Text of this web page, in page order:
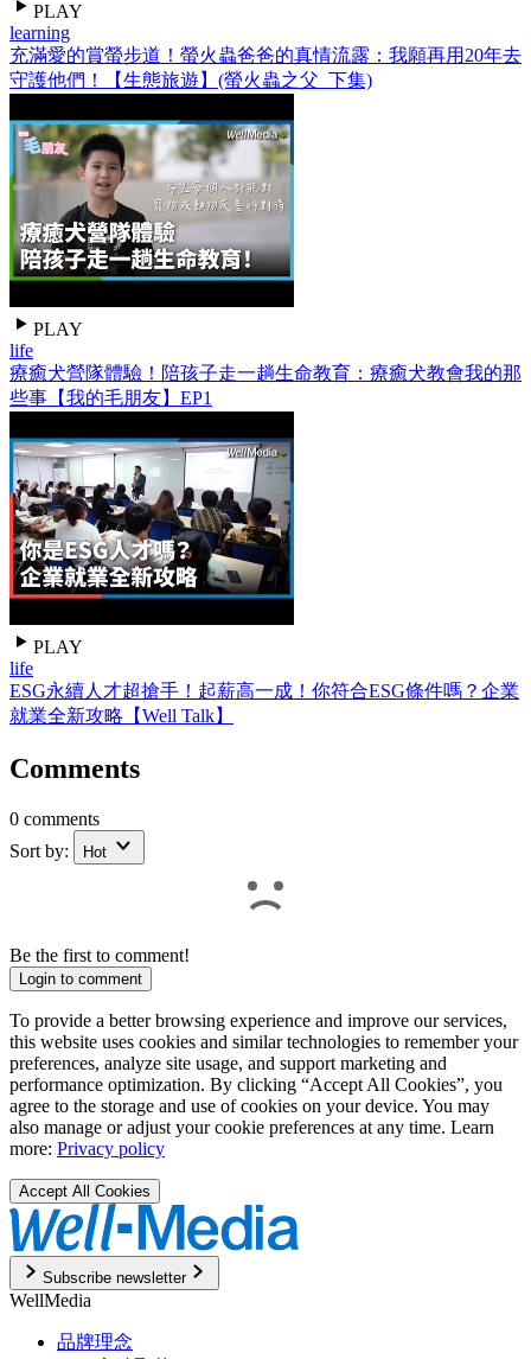
PLAY
learning
充滿愛的賞螢步道！螢火蟲爸爸的真情流露：我願再用20年去
守護他們！【生態旅遊】(螢火蟲之父_下集)
PLAY
life
療癒犬營隊體驗！陪孩子走一趟生命教育：療癒犬教會我的那
些事【我的毛朋友】EP1
PLAY
life
ESG永續人才超搶手！起薪高一成！你符合ESG條件嗎？企業
就業全新攻略【Well Talk】
Comments
0 comments
Sort by:
Hot
Be the first to comment!
Login to comment
To provide a better browsing experience and improve our services,
this website uses cookies and similar technologies to remember your
preferences, analyze site usage, and support marketing and
performance optimization. By clicking “Accept All Cookies”, you
agree to the storage and use of cookies on your device. You may
also manage or adjust your cookie preferences at any time. Learn
more: Privacy policy
Accept All Cookies
Subscribe newsletter
WellMedia
品牌理念